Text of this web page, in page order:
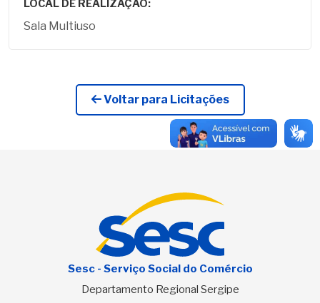
LOCAL DE REALIZAÇÃO:
Sala Multiuso
Voltar para Licitações
Sesc - Serviço Social do Comércio
Departamento Regional Sergipe